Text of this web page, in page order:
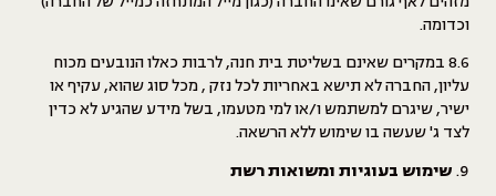
וכדומה.
8.6 במקרים שאינם בשליטת בית חנה, לרבות כאלו הנובעים מכוח
עליון, החברה לא תישא באחריות לכל נזק , מכל סוג שהוא, עקיף או
ישיר, שיגרם למשתמש ו/או למי מטעמו, בשל מידע שהגיע לא כדין
לצד ג' שעשה בו שימוש ללא הרשאה.
שימוש בעוגיות ומשואות רשת